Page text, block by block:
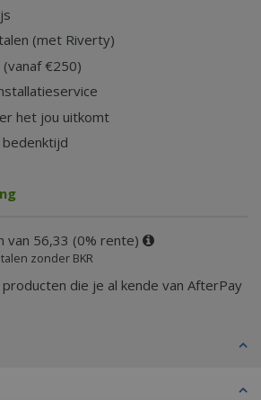
(met Riverty)
€250)
het jou uitkomt
van 56,33 (0% rente)
zonder BKR
die je al kende van AfterPay